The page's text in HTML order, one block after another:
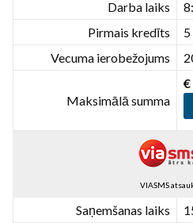
Darba laiks
Pirmais kredīts
Vecuma ierobežojums
Maksimālā summa
€
VIASMS
Saņemšanas laiks